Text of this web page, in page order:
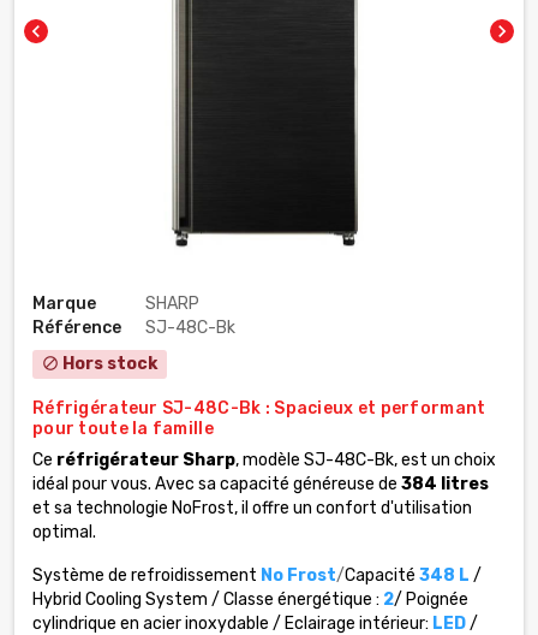
chevron_left chevron_right
Marque
SHARP
Référence
SJ-48C-Bk
block Hors stock
Réfrigérateur SJ-48C-Bk : Spacieux et performant
pour toute la famille
Ce réfrigérateur Sharp, modèle SJ-48C-Bk, est un choix
idéal pour vous. Avec sa capacité généreuse de 384 litres
et sa technologie NoFrost, il offre un confort d'utilisation
optimal.
Système de refroidissement No Frost/Capacité 348 L /
Hybrid Cooling System / Classe énergétique : 2/ Poignée
cylindrique en acier inoxydable / Eclairage intérieur: LED/